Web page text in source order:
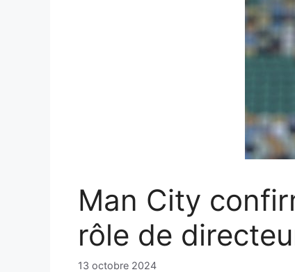
Man City
rôle de
13 octobre 2024